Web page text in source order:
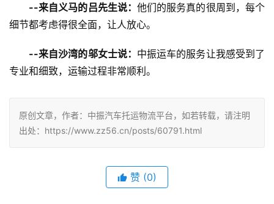
--来自义马的吕先生说： 他们的服务真的很周到，每个
细节都考虑得很全面，让人放心。
--来自沙湾的邬女士说： 中振运车的服务让我感受到了
专业和细致，运输过程非常顺利。
原创文章，作者：中振汽车托运物流平台，如若转载，请注明
出处：https://www.zz56.cn/posts/60791.html
赞 (0)